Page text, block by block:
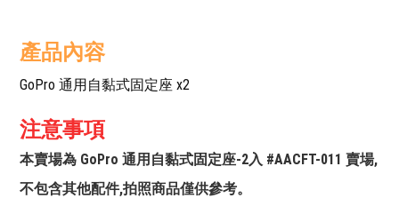
產品內容
GoPro 通用自黏式固定座 x2
注意事項
本賣場為 GoPro 通用自黏式固定座-2入 #AACFT-011 賣場,
不包含其他配件,拍照商品僅供參考。